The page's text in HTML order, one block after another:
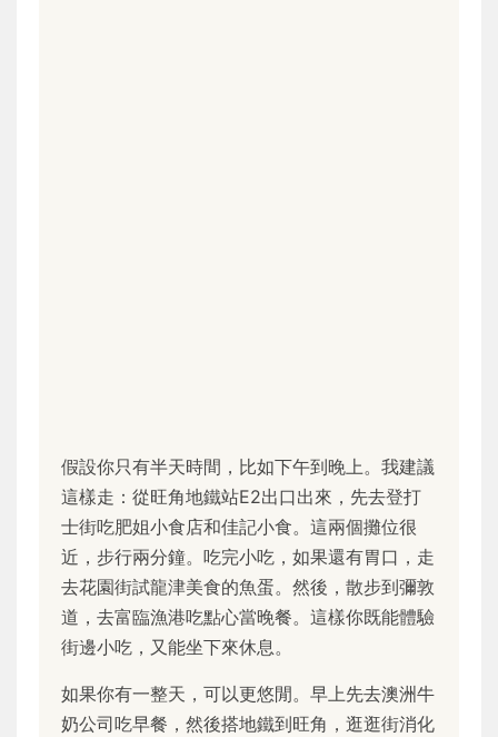
假設你只有半天時間，比如下午到晚上。我建議
這樣走：從旺角地鐵站E2出口出來，先去登打
士街吃肥姐小食店和佳記小食。這兩個攤位很
近，步行兩分鐘。吃完小吃，如果還有胃口，走
去花園街試龍津美食的魚蛋。然後，散步到彌敦
道，去富臨漁港吃點心當晚餐。這樣你既能體驗
街邊小吃，又能坐下來休息。
如果你有一整天，可以更悠閒。早上先去澳洲牛
奶公司吃早餐，然後搭地鐵到旺角，逛逛街消化